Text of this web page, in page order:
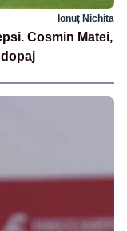
Ionuț Nichita
Cosmin Matei,